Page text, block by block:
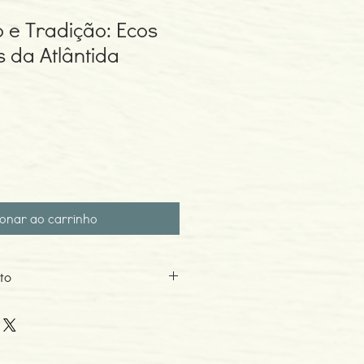
e Tradição: Ecos
da Atlântida
ao carrinho
06-2017